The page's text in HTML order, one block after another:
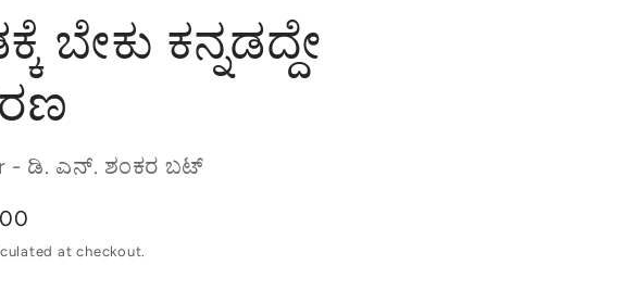
ಬೇಕು ಕನ್ನಡದ್ದೇ
- ಡಿ. ಎನ್. ಶಂಕರ ಬಟ್
at checkout.